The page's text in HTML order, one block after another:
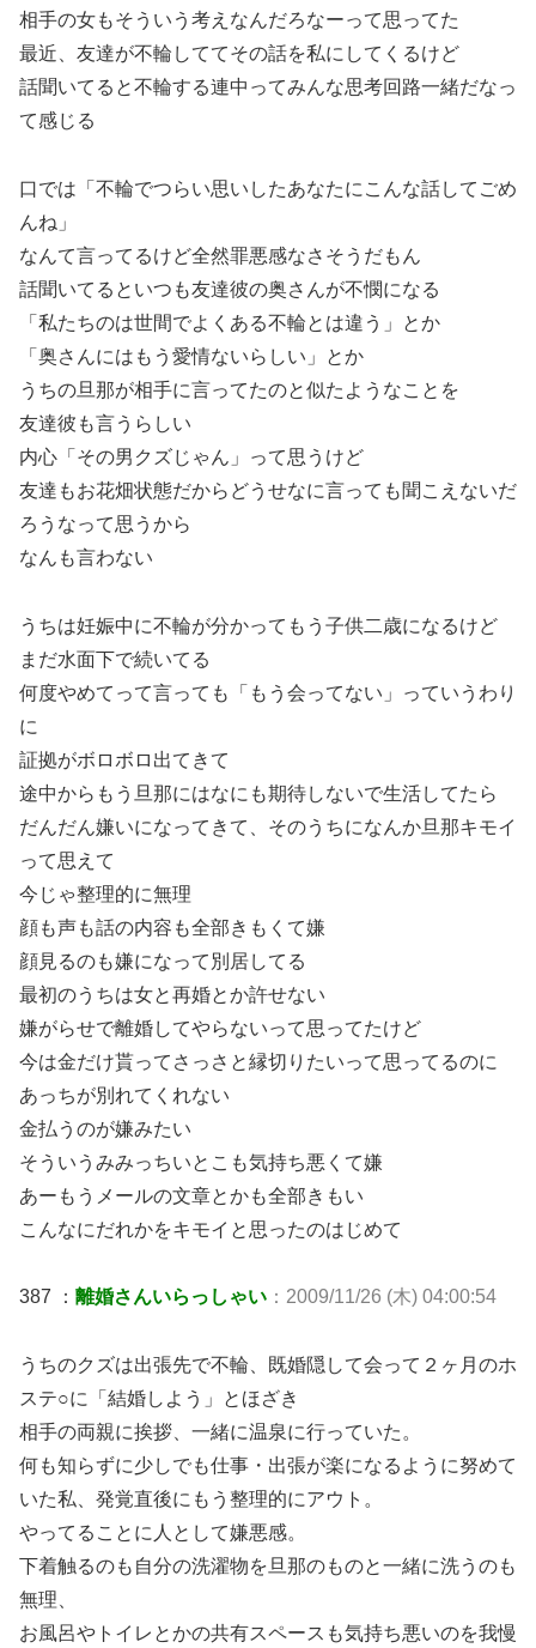
相手の女もそういう考えなんだろなーって思ってた
最近、友達が不輪しててその話を私にしてくるけど
話聞いてると不輪する連中ってみんな思考回路一緒だなっ
て感じる
口では「不輪でつらい思いしたあなたにこんな話してごめ
んね」
なんて言ってるけど全然罪悪感なさそうだもん
話聞いてるといつも友達彼の奥さんが不憫になる
「私たちのは世間でよくある不輪とは違う」とか
「奥さんにはもう愛情ないらしい」とか
うちの旦那が相手に言ってたのと似たようなことを
友達彼も言うらしい
内心「その男クズじゃん」って思うけど
友達もお花畑状態だからどうせなに言っても聞こえないだ
ろうなって思うから
なんも言わない
うちは妊娠中に不輪が分かってもう子供二歳になるけど
まだ水面下で続いてる
何度やめてって言っても「もう会ってない」っていうわり
に
証拠がボロボロ出てきて
途中からもう旦那にはなにも期待しないで生活してたら
だんだん嫌いになってきて、そのうちになんか旦那キモイ
って思えて
今じゃ整理的に無理
顔も声も話の内容も全部きもくて嫌
顔見るのも嫌になって別居してる
最初のうちは女と再婚とか許せない
嫌がらせで離婚してやらないって思ってたけど
今は金だけ貰ってさっさと縁切りたいって思ってるのに
あっちが別れてくれない
金払うのが嫌みたい
そういうみみっちいとこも気持ち悪くて嫌
あーもうメールの文章とかも全部きもい
こんなにだれかをキモイと思ったのはじめて
387 ： 離婚さんいらっしゃい ：2009/11/26 (木) 04:00:54
うちのクズは出張先で不輪、既婚隠して会って２ヶ月のホ
ステ○に「結婚しよう」とほざき
相手の両親に挨拶、一緒に温泉に行っていた。
何も知らずに少しでも仕事・出張が楽になるように努めて
いた私、発覚直後にもう整理的にアウト。
やってることに人として嫌悪感。
下着触るのも自分の洗濯物を旦那のものと一緒に洗うのも
無理、
お風呂やトイレとかの共有スペースも気持ち悪いのを我慢